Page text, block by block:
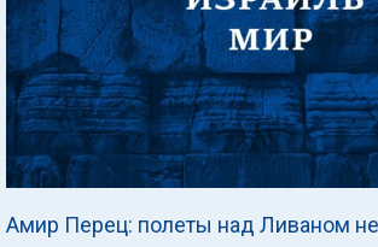
Амир Перец: полеты над Ливаном не